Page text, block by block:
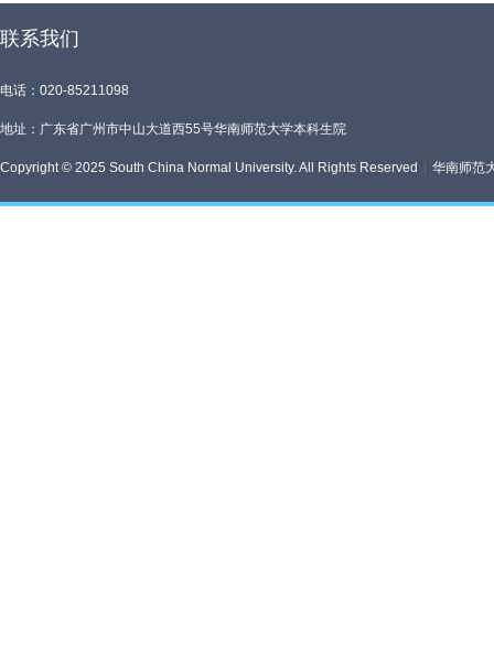
联系我们
电话：020-85211098
地址：广东省广州市中山大道西55号华南师范大学本科生院
Copyright © 2025 South China Normal University. All Rights Reserved 华南师范